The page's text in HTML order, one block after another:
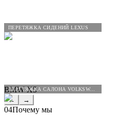
ПЕРЕТЯЖКА СИДЕНИЙ LEXUS
ПЕРЕТЯЖКА САЛОНА VOLKSWAGEN
BMW X5
← →
04Почему мы